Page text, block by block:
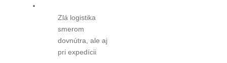
Zlá logistika
smerom
dovnútra, ale aj
pri expedícii